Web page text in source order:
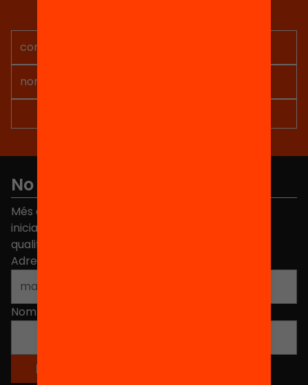
No et perdis res
Més de 40.000 persones ja han triat Equitat. Rep
iniciatives, propostes i projectes per millorar la
qualitat de l'educació a Catalunya.
Adreça electrònica
Nom